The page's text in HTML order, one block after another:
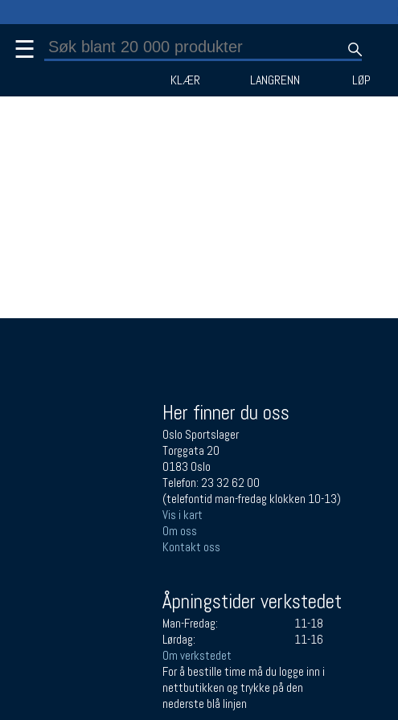
☰
KLÆR LANGRENN LØP
Her finner du oss
Oslo Sportslager
Torggata 20
0183 Oslo
Telefon: 23 32 62 00
(telefontid man-fredag klokken 10-13)
Vis i kart
Om oss
Kontakt oss
Åpningstider verkstedet
Man-Fredag:
11-18
Lørdag:
11-16
Om verkstedet
For å bestille time må du logge inn i
nettbutikken og trykke på den
nederste blå linjen